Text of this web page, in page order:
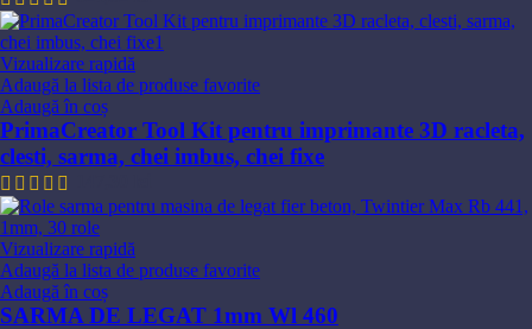
Vizualizare rapidă
Adaugă la lista de produse favorite
Adaugă în coș
PrimaCreator Tool Kit pentru imprimante 3D racleta,
clesti, sarma, chei imbus, chei fixe
Vizualizare rapidă
Adaugă la lista de produse favorite
Adaugă în coș
SARMA DE LEGAT 1mm Wl 460